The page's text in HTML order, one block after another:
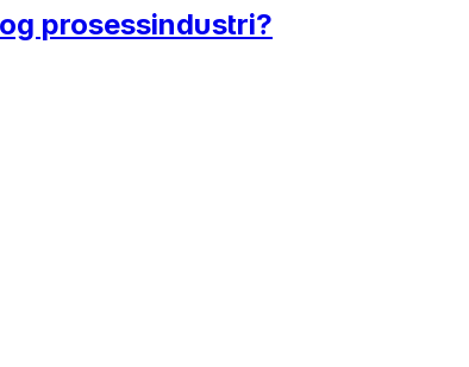
prosessindustri?